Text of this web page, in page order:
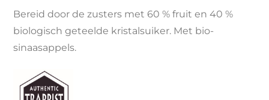
€4,30
Bereid door de zusters met 60 % fruit en 40 %
biologisch geteelde kristalsuiker. Met bio-
sinaasappels.